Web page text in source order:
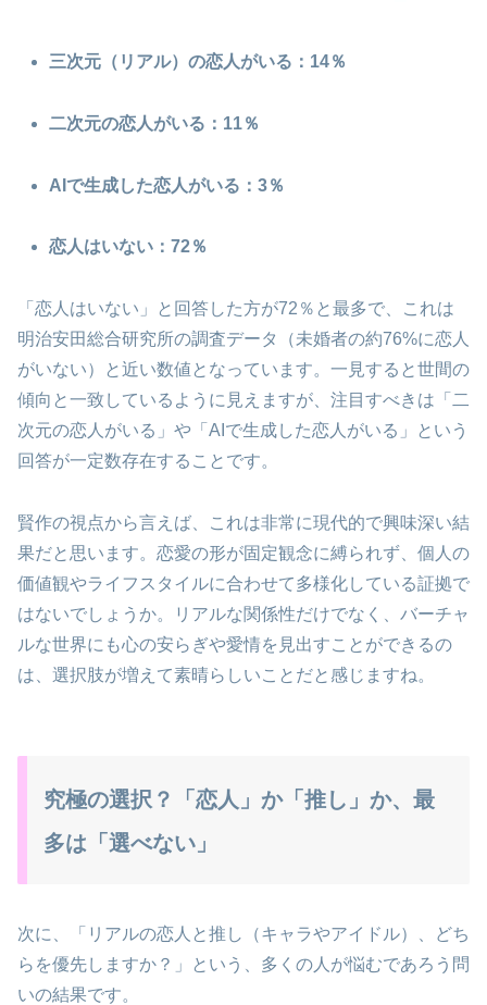
三次元（リアル）の恋人がいる：14％
二次元の恋人がいる：11％
AIで生成した恋人がいる：3％
恋人はいない：72％
「恋人はいない」と回答した方が72％と最多で、これは
明治安田総合研究所の調査データ（未婚者の約76%に恋人
がいない）と近い数値となっています。一見すると世間の
傾向と一致しているように見えますが、注目すべきは「二
次元の恋人がいる」や「AIで生成した恋人がいる」という
回答が一定数存在することです。
賢作の視点から言えば、これは非常に現代的で興味深い結
果だと思います。恋愛の形が固定観念に縛られず、個人の
価値観やライフスタイルに合わせて多様化している証拠で
はないでしょうか。リアルな関係性だけでなく、バーチャ
ルな世界にも心の安らぎや愛情を見出すことができるの
は、選択肢が増えて素晴らしいことだと感じますね。
究極の選択？「恋人」か「推し」か、最
多は「選べない」
次に、「リアルの恋人と推し（キャラやアイドル）、どち
らを優先しますか？」という、多くの人が悩むであろう問
いの結果です。